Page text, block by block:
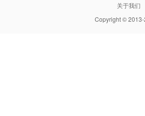
关于我们
Copyright ©